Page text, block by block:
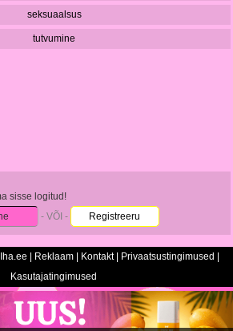
seksuaalsus
tutvumine
sisse logitud!
- VÕI - Registreeru
| Reklaam Kontakt| Privaatsustingimused
Kasutajatingimused